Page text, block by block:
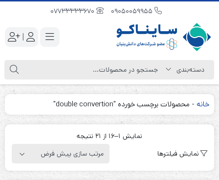
|
خانه - محصولات برچسب خورده "double convertion"
نمایش 1–16 از 21 نتیجه
نمایش فیلترها